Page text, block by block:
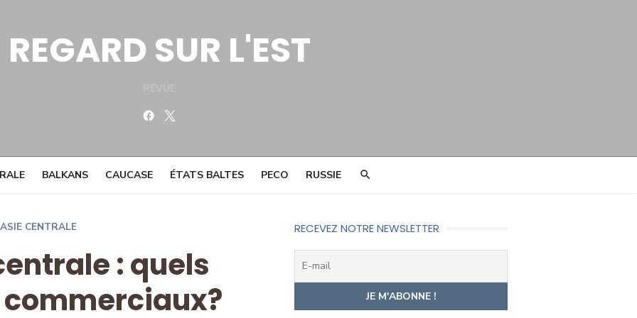
REGARD SUR L'EST
Facebook
BALKANS CAUCASE ÉTATS BALTES PECO RUSSIE
ASIE CENTRALE
: quels
RECEVEZ NOTRE NEWSLETTER